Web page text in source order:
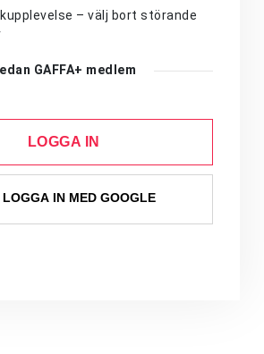
– välj bort störande
GAFFA+ medlem
LOGGA IN
LOGGA IN MED GOOGLE